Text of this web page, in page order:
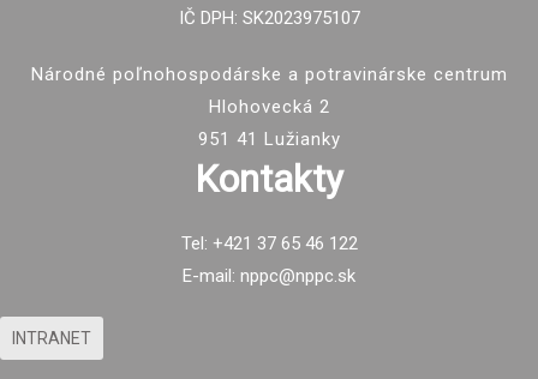
IČ DPH: SK2023975107
Národné poľnohospodárske a potravinárske centrum
Hlohovecká 2
951 41 Lužianky
Kontakty
Tel: +421 37 65 46 122
E-mail: nppc@nppc.sk
INTRANET